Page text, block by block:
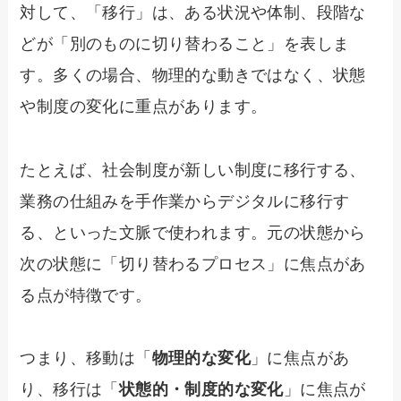
対して、「移行」は、ある状況や体制、段階な
どが「別のものに切り替わること」を表しま
す。多くの場合、物理的な動きではなく、状態
や制度の変化に重点があります。
たとえば、社会制度が新しい制度に移行する、
業務の仕組みを手作業からデジタルに移行す
る、といった文脈で使われます。元の状態から
次の状態に「切り替わるプロセス」に焦点があ
る点が特徴です。
つまり、移動は「 物理的な変化」に焦点があ
り、移行は「状態的・制度的な変化」に焦点が